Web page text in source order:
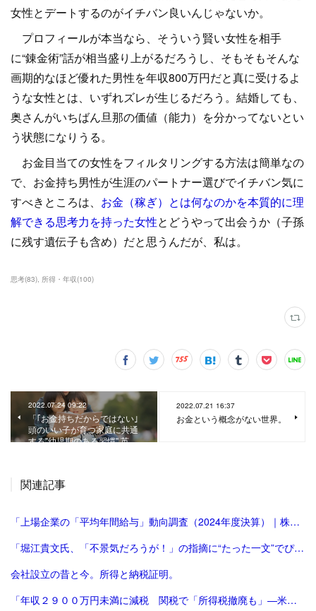
女性とデートするのがイチバン良いんじゃないか。
プロフィールが本当なら、そういう賢い女性を相手
に“錬金術”話が相当盛り上がるだろうし、そもそもそんな
画期的なほど優れた男性を年収800万円だと真に受けるよ
うな女性とは、いずれズレが生じるだろう。結婚しても、
奥さんがいちばん旦那の価値（能力）を分かってないとい
う状態になりうる。
お金目当ての女性をフィルタリングする方法は簡単なの
で、お金持ち男性が生涯のパートナー選びでイチバン気に
すべきところは、 お金（稼ぎ）とは何なのかを本質的に理
解できる思考力を持った女性とどうやって出会うか（子孫
に残す遺伝子も含め）だと思うんだが、私は。
思考(83) 所得・年収(100)
2022.07.24 09:22
「｢お金持ちだからではない｣
頭のいい子が育つ家庭に共通
する"幼児期のある習慣" 英…
2022.07.21 16:37
お金という概念がない世界。
関連記事
「上場企業の「平均年間給与」動向調査（2024年度決算）｜株式会社 帝国データバンク[TDB]」
「堀江貴文氏、「不景気だろうが！」の指摘に“たった一文”でぴしゃり回答 反響続々 - 芸能 : 日刊スポーツ」
会社設立の昔と今。所得と納税証明。
「年収２９００万円未満に減税 関税で「所得税撤廃も」―米大統領：時事ドットコム」